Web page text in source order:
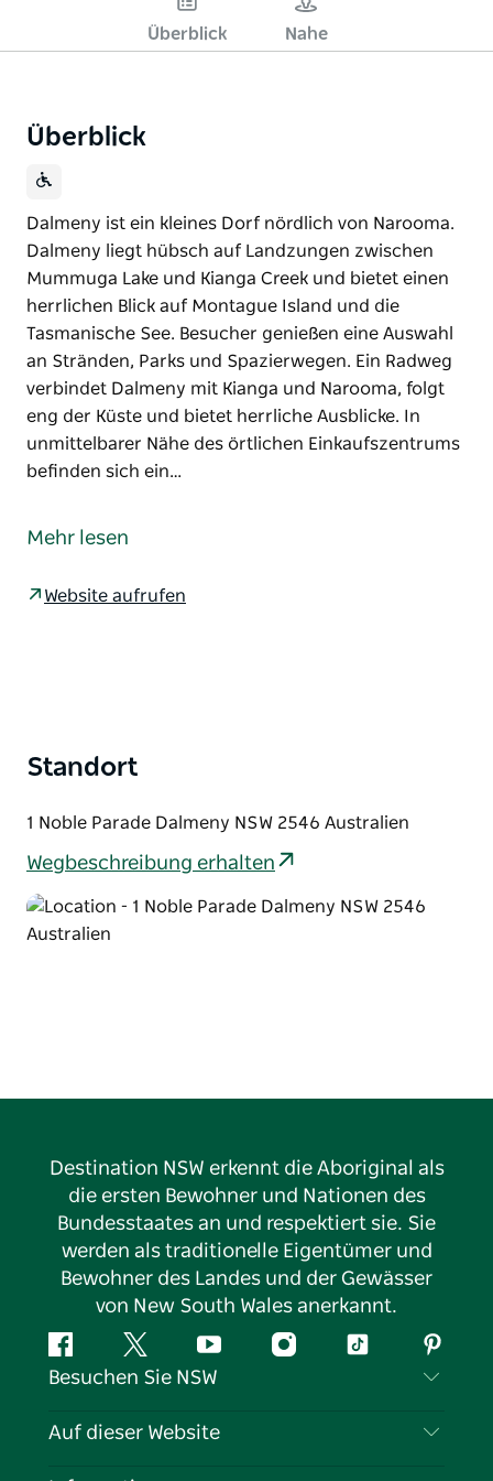
Überblick Nahe
Überblick
Dalmeny ist ein kleines Dorf nördlich von Narooma.
Dalmeny liegt hübsch auf Landzungen zwischen
Mummuga Lake und Kianga Creek und bietet einen
herrlichen Blick auf Montague Island und die
Tasmanische See. Besucher genießen eine Auswahl
an Stränden, Parks und Spazierwegen. Ein Radweg
verbindet Dalmeny mit Kianga und Narooma, folgt
eng der Küste und bietet herrliche Ausblicke. In
unmittelbarer Nähe des örtlichen Einkaufszentrums
befinden sich ein…
Dalmeny liegt hübsch auf Landzungen zwischen
Tasmanische See. Besucher genießen eine Auswahl
Einkaufszentrums befinden sich ein beliebter
Ferienvermietungsmöglichkeiten.
Mehr lesen
Website aufrufen
Standort
1 Noble Parade Dalmeny NSW 2546 Australien
Wegbeschreibung erhalten
Destination NSW erkennt die Aboriginal als
die ersten Bewohner und Nationen des
Bundesstaates an und respektiert sie. Sie
werden als traditionelle Eigentümer und
Bewohner des Landes und der Gewässer
von New South Wales anerkannt.
FacebookTwitter YouTubeInstagramTikTok
Besuchen Sie NSW
Kontaktieren Sie uns
Auf dieser Website